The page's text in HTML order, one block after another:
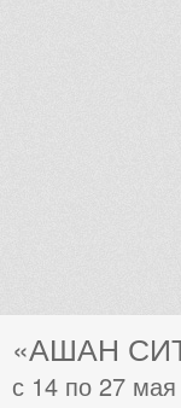
«АШАН
с 14 по 27